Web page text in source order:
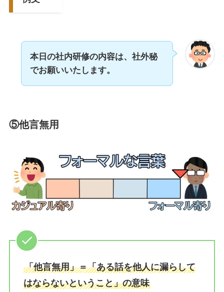
本日の社内研修の内容は、社外秘
でお願いいたします。
⑤他言無用
「他言無用」＝「ある話を他人に漏らして
はならないということ」の意味